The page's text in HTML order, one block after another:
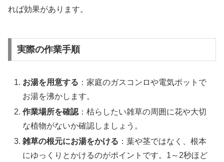
れば効果があります。
実際の作業手順
お湯を用意する ：家庭のガスコンロや電気ポットで
お湯を沸かします。
作業場所を確認 ：枯らしたい雑草の周囲に花や大切
な植物がないか確認しましょう。
雑草の根元にお湯をかける ：葉や茎ではなく、根本
にゆっくりとかけるのがポイントです。1～2秒ほど